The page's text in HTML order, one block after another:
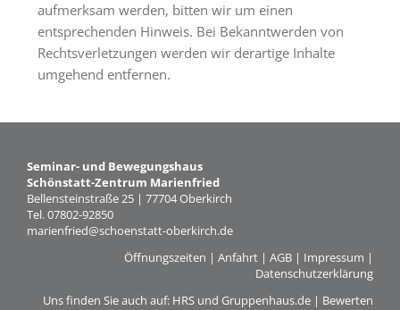
aufmerksam werden, bitten wir um einen
entsprechenden Hinweis. Bei Bekanntwerden von
Rechtsverletzungen werden wir derartige Inhalte
umgehend entfernen.
Seminar- und Bewegungshaus
Schönstatt-Zentrum Marienfried
Bellensteinstraße 25 | 77704 Oberkirch
Tel. 07802-92850
marienfried@schoenstatt-oberkirch.de
Öffnungszeiten | Anfahrt | AGB | Impressum |
Datenschutzerklärung
Uns finden Sie auch auf: HRS und Gruppenhaus.de | Bewerten